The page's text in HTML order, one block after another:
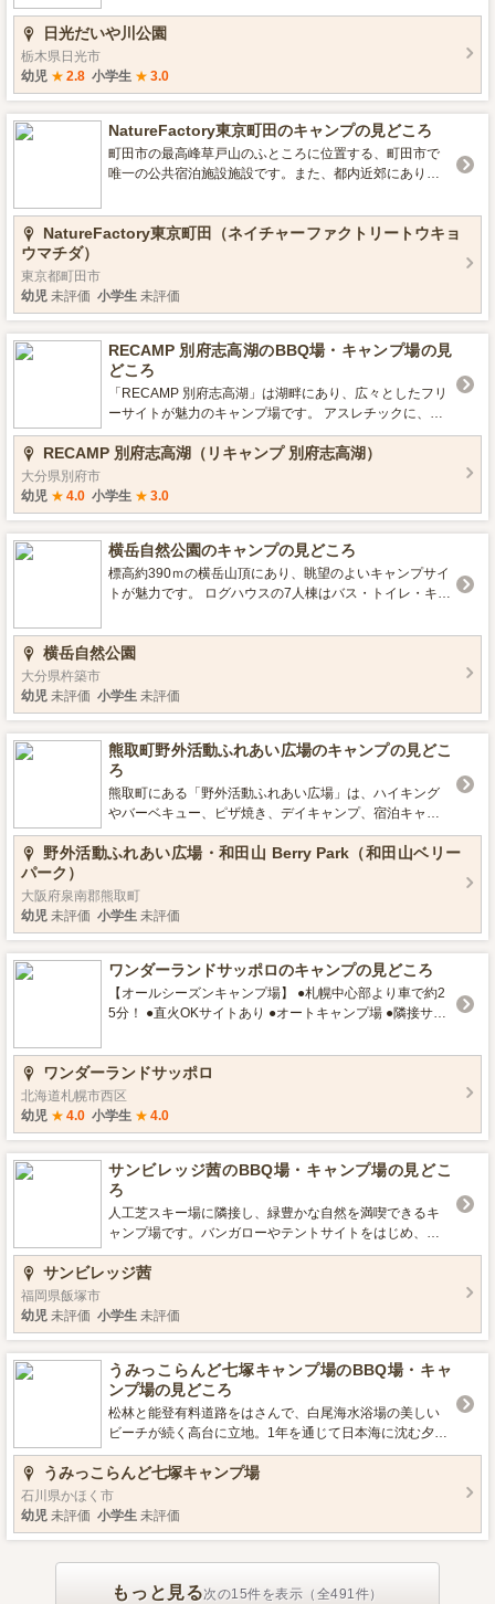
やすい山の天気にも安心して過ごすことができます。 ■施
設情報 デイキャンプ可 温水シャワー有り 水洗トイレ有り
ができるキャンプ場 ■宿泊のタイプ バンガロー・キャビ
ン（キッチンなどの水回りなし）有り ログハウス（水回
りなし）有り フリーサイト有り お風呂（入浴施設）有
電話 0288-23-0201（キャンプ場直通） https://nikko-dai
yagawapark.jp/parkguide/camp/ ■設備 ・売店、有料レン
駐車場 ■日帰り ・デイキャンプ ■宿泊 ・フリーテントサ
イト ・オートキャンプサイト ・キャンピングカーサイト
・キャビン４人用 ・キャビン４人用（バリアフリータイ
プ） ・キャビン８人用
日光だいや川公園
栃木県日光市
幼児 ★ 2.8 小学生 ★ 3.0
NatureFactory東京町田のキャンプの見どころ
町田市の最高峰草戸山のふところに位置する、町田市で
唯一の公共宿泊施設施設です。また、都内近郊にありな
るのは貴重です。テントサイトでのキャンプのほか、キ
ャビン、有料宿泊施設も利用できます。デイキャンプの
やスタイルに合わせて幅広く楽しめます。 ■設備情報 デ
イキャンプ可 温水シャワー有り 水洗トイレ有り ■特徴 川
遊び可 星がきれいなキャンプ場 直火（たき火）OK 手持
ち花火ＯＫ バンガロー・キャビンなど（キッチンなどの
水回りなし）有り お風呂（入浴施設）有り
NatureFactory東京町田（ネイチャーファクトリートウキョ
ウマチダ）
東京都町田市
幼児 未評価 小学生 未評価
RECAMP 別府志高湖のBBQ場・キャンプ場の見
どころ
「RECAMP 別府志高湖」は湖畔にあり、広々としたフリ
ーサイトが魅力のキャンプ場です。 アスレチックに、湖
ではペダルボート、白鳥や鯉へのえさやりなど、子ども
が喜びそうな遊びが盛りだくさん！ 標高600mに位置する
温が低く、夏場も涼しさを感じさせる志高湖を目の前に
過ごせるキャンプ場として人気があります。設備は水場
やトイレ、売店、自動販売機があり、駐車場も完備。 宿
泊のキャンプ、BBQ（デイキャンプ）を利用の際は、WE
Bサイトからの予約が必要となっています。 自然に囲ま
れた環境で、木々や花、湖を眺めながら過ごす時間はき
通年（イベント等により不定期にお休みあり） 8:00～17:
00 ■設備 区画サイト、フリーオートサイト、フリーサイ
水場、灰捨て場 リサイクルステーション（宿泊利用者様
のみ有料にて利用可 9:00～11:00 300円／回） ■ロケ
ーション 湖畔のキャンプ場
RECAMP 別府志高湖（リキャンプ 別府志高湖）
大分県別府市
幼児 ★ 4.0 小学生 ★ 3.0
横岳自然公園のキャンプの見どころ
標高約390ｍの横岳山頂にあり、眺望のよいキャンプサイ
トが魅力です。 ログハウスの7人棟はバス・トイレ・キッ
園内には複合遊具、展望台、巨石探検道、シカ園など、
家族で楽しめる施設がたくさん。 天文台「よこだけキラ
をご案内いたします。 目いっぱい遊んだ後は、虫の音を
BGMに満天の星を眺めながらゆったりお過ごしくださ
い。 ■設備情報 デイキャンプ可 水洗トイレあり 炊飯棟あ
り 遊具あり 天文台あり ■特徴 星がきれいなキャンプ場 ロ
グハウス（キッチン付き）6棟 フリーサイト（4m×4m）2
4区画 お風呂あり（宿泊者は無料で利用可）
横岳自然公園
大分県杵築市
幼児 未評価 小学生 未評価
熊取町野外活動ふれあい広場のキャンプの見どこ
ろ
熊取町にある「野外活動ふれあい広場」は、ハイキング
やバーベキュー、ピザ焼き、デイキャンプ、宿泊キャン
プを楽しみながら自然を満喫できる施設です。里山の保
全や森林資源の循環など、自然に関するボランティア活
さを満喫できます。 また、キャッチボールやサッカー、
ミニゲームなどができる広々した広場も完備。バーベキ
ューコンロ、炊飯鍋、カレー鍋、調理器具などの無料レ
ンタルが充実しているのもうれしいポイントです。 ■設備
情報 デイキャンプ可 温水シャワー有り 水洗トイレ有り ■
特徴 星がきれいなキャンプ場
野外活動ふれあい広場・和田山 Berry Park（和田山ベリー
パーク）
大阪府泉南郡熊取町
幼児 未評価 小学生 未評価
ワンダーランドサッポロのキャンプの見どころ
【オールシーズンキャンプ場】 ●札幌中心部より車で約2
5分！ ●直火OKサイトあり ●オートキャンプ場 ●隣接サイ
地形を生かしたTAKIBIサイトと多目的広場を利用したSA
KURAサイト。 札幌市内で夜空が綺麗なキャンプ場で
す。サイトによっては朝日も最高！！ クマゲラ・カモ・
シマエナガなどの野鳥、ホタル・オニヤンマ・ザリガ
ニ・アゲハ蝶・クワガタ・カブトムシなどの昆虫、エゾ
シカ・キタキツネ・エゾリスなど、野生の仲間と一緒に
キャンプはいかがでしょうか？
ワンダーランドサッポロ
北海道札幌市西区
幼児 ★ 4.0 小学生 ★ 4.0
サンビレッジ茜のBBQ場・キャンプ場の見どこ
ろ
人工芝スキー場に隣接し、緑豊かな自然を満喫できるキ
ャンプ場です。バンガローやテントサイトをはじめ、炊
事棟やバーベキューサイトがあり、大自然の中でアウト
ドアが楽しめます。 寝具のレンタルや、バーベキュー用
うれしいポイント。家族連れにはバンガローが人気です
が、テントサイトで本格的なキャンプを楽しむのもおス
スメです。 人工芝スキー体験の他、屋内運動場、レジャ
ーゴルフなど、親子でと思う存分体を動かして楽しめま
すよ。 ■営業期間／営業時間 4月1日～12月30 9時～17時
■設備 デイキャンプエリア, 駐車場, トイレ, お風呂 ■ロケ
ーション 川遊び, 星空がきれい ■宿泊について バンガロー
■環境・サービス 手ぶらでBBQプラン, 機材レンタル, 予
約必要,人工芝スキー場体験
サンビレッジ茜
福岡県飯塚市
幼児 未評価 小学生 未評価
うみっこらんど七塚キャンプ場のBBQ場・キャ
ンプ場の見どころ
松林と能登有料道路をはさんで、白尾海水浴場の美しい
ビーチが続く高台に立地。1年を通じて日本海に沈む夕日
を眺められるキャンプ場です。 白尾海水浴場が徒歩10分
ほどの距離で、夏では海水浴も楽しめます。 キャンプ場
は芝できれいに整備され、共同洗い場も、トイレも掃除
が行き届き、快適に過ごす事が出来ますので、キャンプ
初心者にも安心です。 広い芝の中で、お好きな所にテン
ーが守れます。フリーサイトは13張りのスペースがあ
うみっこらんど七塚キャンプ場
石川県かほく市
幼児 未評価 小学生 未評価
もっと見る次の15件を表示（全491件）